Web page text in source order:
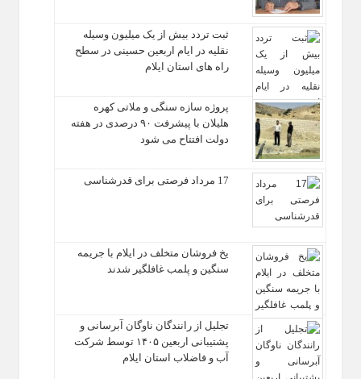
ثبت تردد بیش از یک میلیون وسیله
نقلیه در ایام اربعین حسینی در سطح
راه‌ های استان ایلام
پروژه سازه سنگی و ملاتی کهره
هلیلان با پیشرفت ۹۰ درصدی در هفته
دولت افتتاح می شود
17 مرداد فرصتی برای قدرشناسی
یخ‌ فروشان متخلف در ایلام با جریمه
سنگین و پلمب غافلگیر شدند
تجلیل از رانندگان ناوگان آبرسانی و
پشتیبانی اربعین ۱۴۰۵ توسط شرکت
آب و فاضلاب استان ایلام